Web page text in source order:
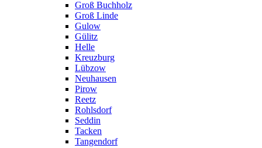
Groß Buchholz
Groß Linde
Gulow
Gülitz
Helle
Kreuzburg
Lübzow
Neuhausen
Pirow
Reetz
Rohlsdorf
Seddin
Tacken
Tangendorf